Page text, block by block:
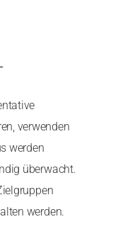
verwenden
werden
überwacht.
werden.